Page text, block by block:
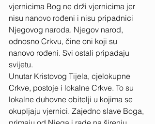
vjernicima Bog ne drži vjernicima jer
nisu nanovo rođeni i nisu pripadnici
Njegovog naroda. Njegov narod,
odnosno Crkvu, čine oni koji su
nanovo rođeni. Svi ostali pripadaju
svijetu.
Unutar Kristovog Tijela, cjelokupne
Crkve, postoje i lokalne Crkve. To su
lokalne duhovne obitelji u kojima se
okupljaju vjernici. Zajedno slave Boga,